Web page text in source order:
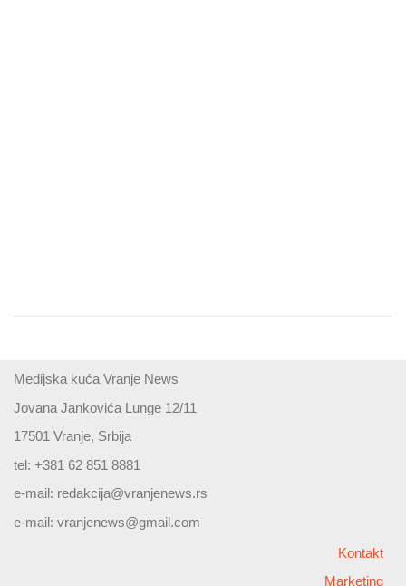
Medijska kuća Vranje News
Jovana Jankovića Lunge 12/11
17501 Vranje, Srbija
tel: +381 62 851 8881
e-mail: redakcija@vranjenews.rs
e-mail: vranjenews@gmail.com
Kontakt
Marketing